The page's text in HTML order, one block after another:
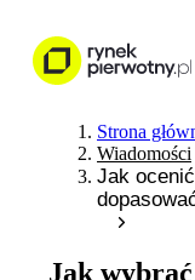
Strona
Wiadomości
Jak
Jak